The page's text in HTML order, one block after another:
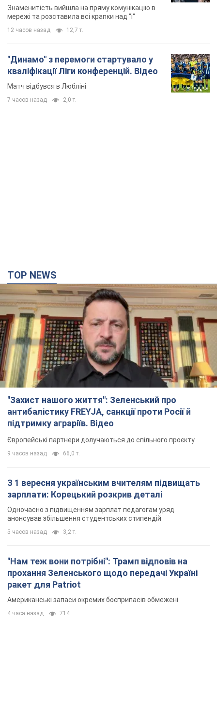
Знаменитість вийшла на пряму комунікацію в
мережі та розставила всі крапки над "і"
12 часов назад 12,7 т.
"Динамо" з перемоги стартувало у
кваліфікації Ліги конференцій. Відео
Матч відбувся в Любліні
7 часов назад 2,0 т.
TOP NEWS
"Захист нашого життя": Зеленський про
антибалістику FREYJA, санкції проти Росії й
підтримку аграріїв. Відео
Європейські партнери долучаються до спільного проєкту
9 часов назад 66,0 т.
З 1 вересня українським вчителям підвищать
зарплати: Корецький розкрив деталі
Одночасно з підвищенням зарплат педагогам уряд
анонсував збільшення студентських стипендій
5 часов назад 3,2 т.
"Нам теж вони потрібні": Трамп відповів на
прохання Зеленського щодо передачі Україні
ракет для Patriot
Американські запаси окремих боєприпасів обмежені
4 часа назад 714